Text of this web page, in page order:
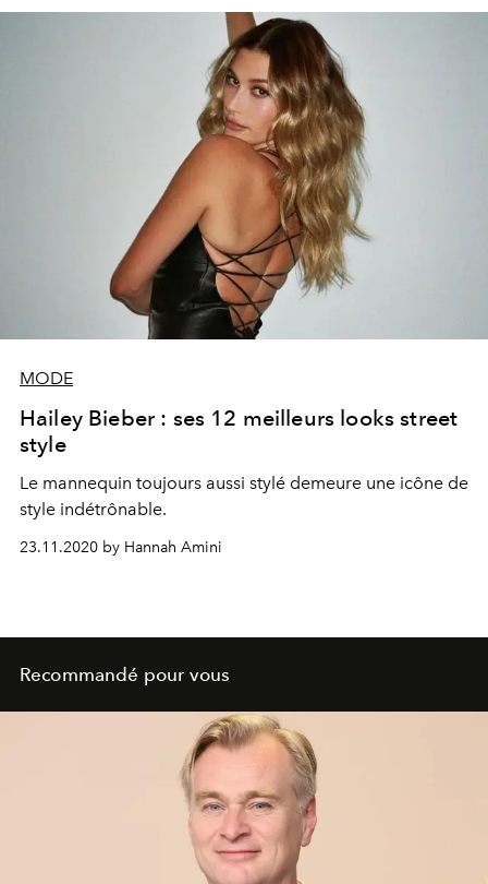
MODE
Hailey Bieber : ses 12 meilleurs looks street
style
Le mannequin toujours aussi stylé demeure une icône de
style indétrônable.
23.11.2020 by Hannah Amini
Recommandé pour vous